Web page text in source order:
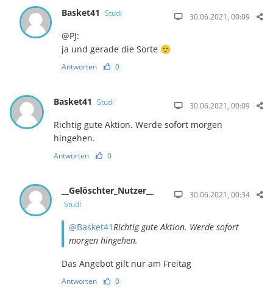
Basket41 Studi 30.06.2021, 00:09
@PJ:
ja und gerade die Sorte 🙂
Antworten 0
Basket41 Studi 30.06.2021, 00:09
Richtig gute Aktion. Werde sofort morgen
hingehen.
Antworten 0
__Gelöschter_Nutzer__
Studi
30.06.2021, 00:34
@Basket41Richtig gute Aktion. Werde sofort
morgen hingehen.
Das Angebot gilt nur am Freitag
Antworten 0